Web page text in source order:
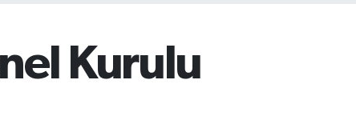
Kurulu